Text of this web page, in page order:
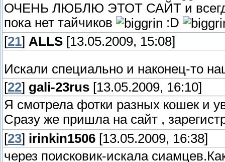
ОЧЕНЬ ЛЮБЛЮ ЭТОТ САЙТ и всегда
пока нет тайчиков
:D
[21] ALLS [13.05.2009, 15:08]
Искали специально и наконец-то
[22] gali-23rus [13.05.2009, 16:10]
Я смотрела фотки разных кошек и
Сразу же пришла на сайт ,
[23] irinkin1506 [13.05.2009, 16:38]
через поисковик-искала